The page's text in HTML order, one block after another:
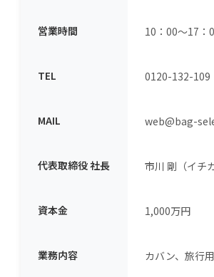
営業時間 10：00～17：
TEL 0120-132-109
MAIL web@bag-
代表取締役 社長 市川 剛（イチ
資本金 1,000万円
業務内容 カバン、旅行